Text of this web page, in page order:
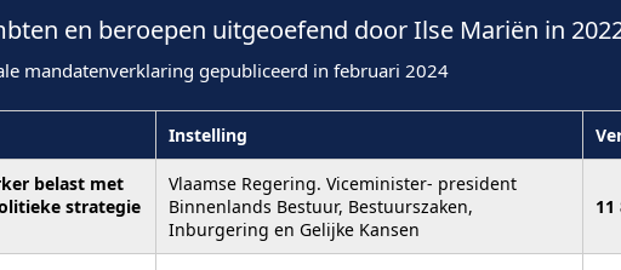
en beroepen uitgeoefend door Ilse Mariën in
mandatenverklaring gepubliceerd in februari 2024
Instelling
belast met
strategie
Vlaamse Regering. Viceminister- president
Binnenlands Bestuur, Bestuurszaken,
Inburgering en Gelijke Kansen
11